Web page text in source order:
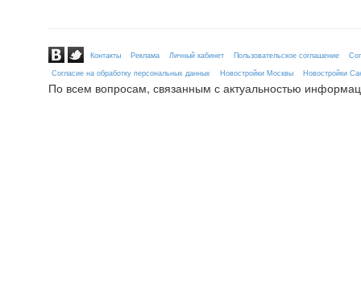
Контакты Реклама Личный кабинет Пользовательское соглашение
Согласие на обработку персональных данных
Новостройки Москвы Новостройки
По всем вопросам, связанным с актуальностью